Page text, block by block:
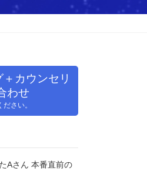
カウンセリ
わせ
さい。
Aさん 本番直前の